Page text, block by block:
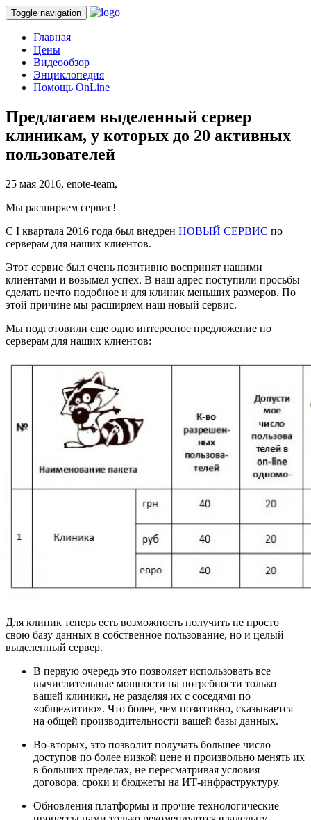
Toggle navigation
Главная
Цены
Видеообзор
Энциклопедия
Помощь OnLine
Предлагаем выделенный сервер
клиникам, у которых до 20 активных
пользователей
25 мая 2016, enote-team,
Мы расширяем сервис!
С I квартала 2016 года был внедрен НОВЫЙ СЕРВИС по
серверам для наших клиентов.
Этот сервис был очень позитивно воспринят нашими
клиентами и возымел успех. В наш адрес поступили просьбы
сделать нечто подобное и для клиник меньших размеров. По
этой причине мы расширяем наш новый сервис.
Мы подготовили еще одно интересное предложение по
серверам для наших клиентов:
Для клиник теперь есть возможность получить не просто
свою базу данных в собственное пользование, но и целый
выделенный сервер.
В первую очередь это позволяет использовать все
вычислительные мощности на потребности только
вашей клиники, не разделяя их с соседями по
«общежитию». Что более, чем позитивно, сказывается
на общей производительности вашей базы данных.
Во-вторых, это позволит получать большее число
доступов по более низкой цене и произвольно менять их
в больших пределах, не пересматривая условия
договора, сроки и бюджеты на ИТ-инфраструктуру.
Обновления платформы и прочие технологические